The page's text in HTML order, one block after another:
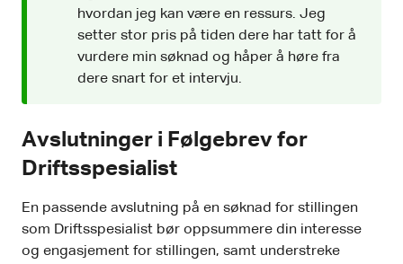
hvordan jeg kan være en ressurs. Jeg
setter stor pris på tiden dere har tatt for å
vurdere min søknad og håper å høre fra
dere snart for et intervju.
Avslutninger i Følgebrev for
Driftsspesialist
En passende avslutning på en søknad for stillingen
som Driftsspesialist bør oppsummere din interesse
og engasjement for stillingen, samt understreke